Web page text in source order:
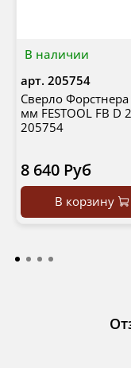
В наличии
арт. 205754
Сверло
мм FESTOOL FB D
205754
8 640 Руб
В корзину